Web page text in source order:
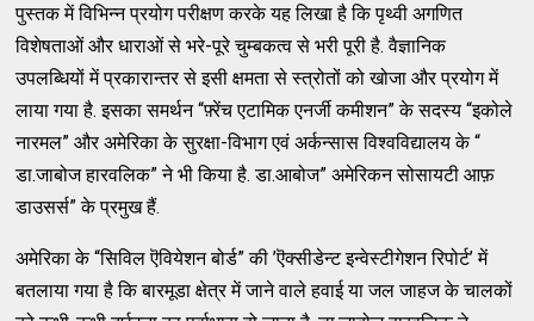
पुस्तक में विभिन्न प्रयोग परीक्षण करके यह लिखा है कि पृथ्वी अगणित
विशेषताओं और धाराओं से भरे-पूरे चुम्बकत्व से भरी पूरी है. वैज्ञानिक
उपलब्धियों में प्रकारान्तर से इसी क्षमता से स्त्रोतों को खोजा और प्रयोग में
लाया गया है. इसका समर्थन “फ़्रेंच एटामिक एनर्जी कमीशन” के सदस्य “इकोले
नारमल” और अमेरिका के सुरक्षा-विभाग एवं अर्कन्सास विश्वविद्यालय के “
डा.जाबोज हारवलिक” ने भी किया है. डा.आबोज” अमेरिकन सोसायटी आफ़
डाउसर्स” के प्रमुख हैं.
अमेरिका के “सिविल ऎवियेशन बोर्ड” की ’ऎक्सीडेन्ट इन्वेस्टीगेशन रिपोर्ट’ में
बतलाया गया है कि बारमूडा क्षेत्र में जाने वाले हवाई या जल जाहज के चालकों